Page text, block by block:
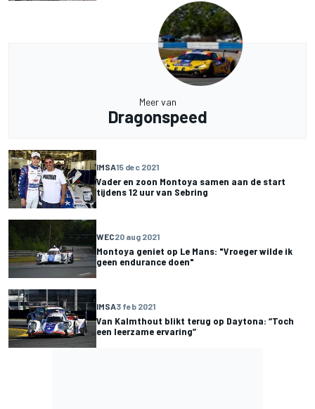
Meer van
Dragonspeed
IMSA15 dec 2021
Vader en zoon Montoya samen aan de start
tijdens 12 uur van Sebring
WEC20 aug 2021
Montoya geniet op Le Mans: "Vroeger wilde ik
geen endurance doen"
IMSA3 feb 2021
Van Kalmthout blikt terug op Daytona: “Toch
een leerzame ervaring”